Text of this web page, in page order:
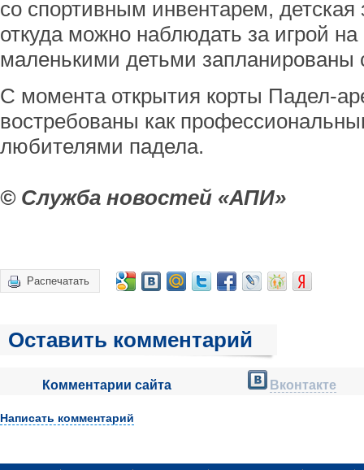
со спортивным инвентарем,
откуда можно наблюдать за игрой
маленькими детьми запланированы
С момента открытия корты Падел-
востребованы как
любителями падела.
© Служба новостей «АПИ»
Распечатать
Оставить комментарий
Комментарии сайта Вконтакте
Написать комментарий